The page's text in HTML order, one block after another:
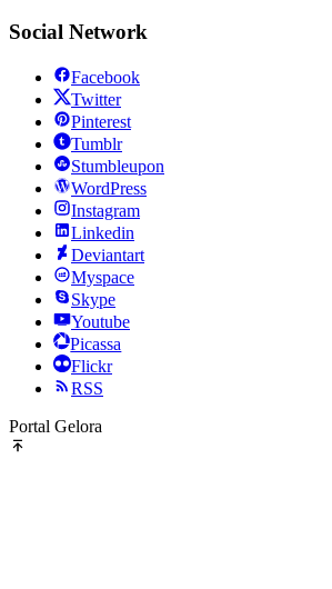
Social Network
Facebook
Twitter
Pinterest
Tumblr
Stumbleupon
WordPress
Instagram
Linkedin
Deviantart
Myspace
Skype
Youtube
Picassa
Flickr
RSS
Portal Gelora